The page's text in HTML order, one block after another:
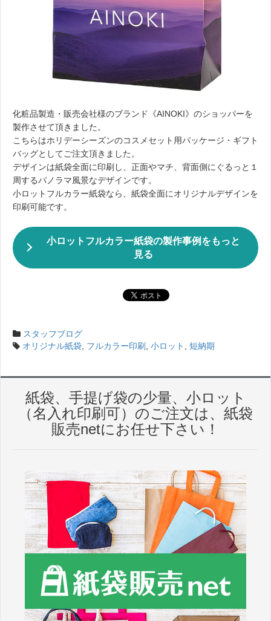
化粧品製造・販売会社様のブランド《AINOKI》のショッパーを
製作させて頂きました。
こちらはホリデーシーズンのコスメセット用パッケージ・ギフト
バッグとしてご注文頂きました。
デザインは紙袋全面に印刷し、正面やマチ、背面側にぐるっと１
周するパノラマ風景なデザインです。
小ロットフルカラー紙袋なら、紙袋全面にオリジナルデザインを
印刷可能です。
小ロットフルカラー紙袋の製作事例をもっと
見る
スタッフブログ
オリジナル紙袋, フルカラー印刷 , 小ロット , 短納期
紙袋、手提げ袋の少量、小ロット
（名入れ印刷可）のご注文は、紙袋
販売netにお任せ下さい！